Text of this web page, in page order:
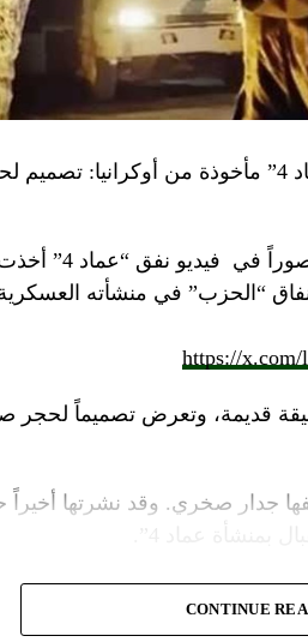
“النهار” تكشف حقيقة صور في فيديو نفق “عماد 4” مأخوذة من
في فيديو
نفق
https://x.com/
قديمة، وتعرض تصميماً لحجر
جدار صخري. وقد نشرتها أخيراً
CONTINUE